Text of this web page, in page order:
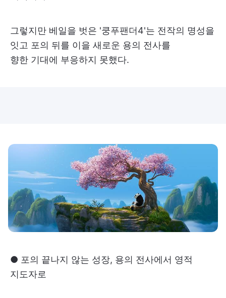
그렇지만 베일을 벗은 '쿵푸팬더4'는 전작의 명성을
잇고 포의 뒤를 이을 새로운 용의 전사를
향한 기대에 부응하지 못했다.
● 포의 끝나지 않는 성장, 용의 전사에서 영적
지도자로